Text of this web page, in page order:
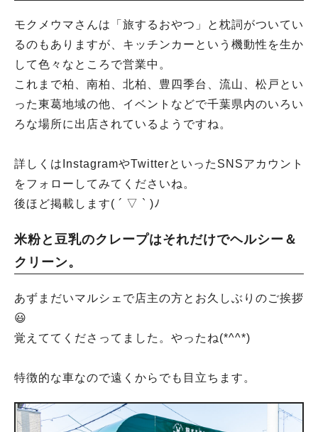
モクメウマさんは「旅するおやつ」と枕詞がついてい
るのもありますが、キッチンカーという機動性を生か
して色々なところで営業中。
これまで柏、南柏、北柏、豊四季台、流山、松戸とい
った東葛地域の他、イベントなどで千葉県内のいろい
ろな場所に出店されているようですね。
詳しくはInstagramやTwitterといったSNSアカウント
をフォローしてみてくださいね。
後ほど掲載します( ´ ▽ ` )ﾉ
米粉と豆乳のクレープはそれだけでヘルシー＆
クリーン。
あずまだいマルシェで店主の方とお久しぶりのご挨拶
😃
覚えててくださってました。やったね(*^^*)
特徴的な車なので遠くからでも目立ちます。